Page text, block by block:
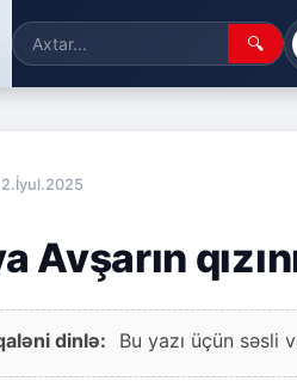
🔍
Avşarın
dinlə: Bu yazı üçün səsli